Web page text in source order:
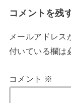
コメントを残
メールアドレス
付いている欄は
コメント ※